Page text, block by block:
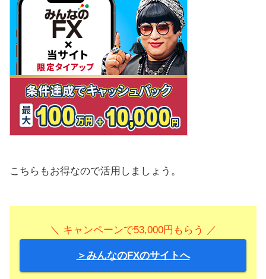
こちらもお得なので活用しましょう。
＼ キャンペーンで53,000円もらう ／
＞みんなのFXのサイトへ